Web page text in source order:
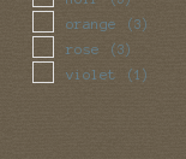
orange (3)
rose (3)
violet (1)